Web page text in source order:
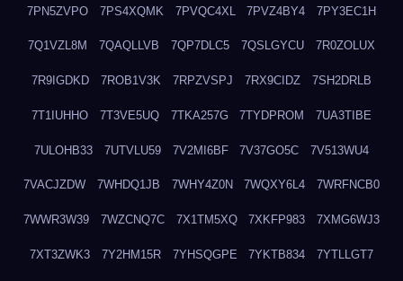
7PN5ZVPO 7PS4XQMK 7PVQC4XL 7PVZ4BY4 7PY3EC1H
7Q1VZL8M 7QAQLLVB 7QP7DLC5 7QSLGYCU 7R0ZOLUX
7R9IGDKD 7ROB1V3K 7RPZVSPJ 7RX9CIDZ 7SH2DRLB
7T1IUHHO 7T3VE5UQ 7TKA257G 7TYDPROM 7UA3TIBE
7ULOHB33 7UTVLU59 7V2MI6BF 7V37GO5C 7V513WU4
7VACJZDW 7WHDQ1JB 7WHY4Z0N 7WQXY6L4 7WRFNCB0
7WWR3W39 7WZCNQ7C 7X1TM5XQ 7XKFP983 7XMG6WJ3
7XT3ZWK3 7Y2HM15R 7YHSQGPE 7YKTB834 7YTLLGT7